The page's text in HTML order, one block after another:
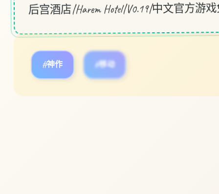
后宫酒店|Harem Hotel|V0.19|中文官方游
#神作 #移动